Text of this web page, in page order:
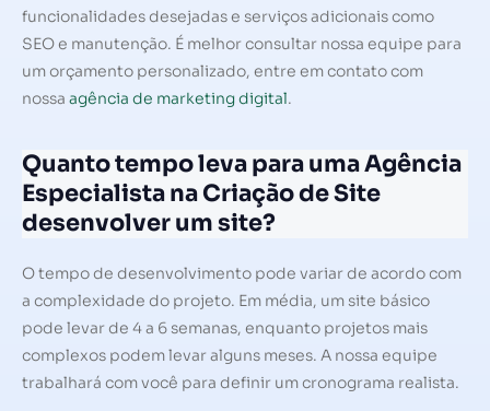
funcionalidades desejadas e serviços adicionais como
SEO e manutenção. É melhor consultar nossa equipe para
um orçamento personalizado, entre em contato com
nossa agência de marketing digital.
Quanto tempo leva para uma Agência
Especialista na Criação de Site
desenvolver um site?
O tempo de desenvolvimento pode variar de acordo com
a complexidade do projeto. Em média, um site básico
pode levar de 4 a 6 semanas, enquanto projetos mais
complexos podem levar alguns meses. A nossa equipe
trabalhará com você para definir um cronograma realista.